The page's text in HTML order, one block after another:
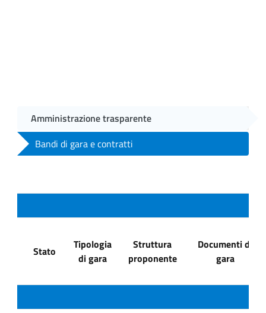
Amministrazione trasparente
Bandi di gara e contratti
Stato
Tipologia
di gara
Struttura
proponente
Documenti di
gara